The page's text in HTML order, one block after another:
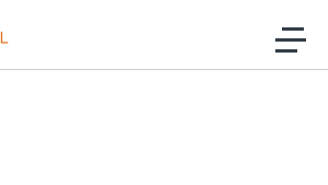
al contenido